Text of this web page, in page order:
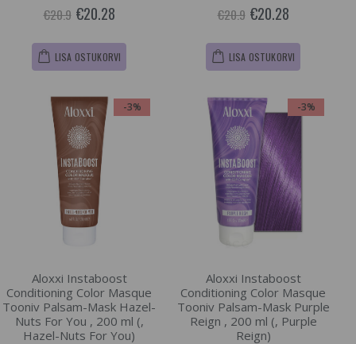
€20.9 €20.28
LISA OSTUKORVI
€20.9 €20.28
LISA OSTUKORVI
-3%
Aloxxi Instaboost
Conditioning Color Masque
Tooniv Palsam-Mask Hazel-
Nuts For You , 200 ml (,
Hazel-Nuts For You)
-3%
Aloxxi Instaboost
Conditioning Color Masque
Tooniv Palsam-Mask Purple
Reign , 200 ml (, Purple
Reign)